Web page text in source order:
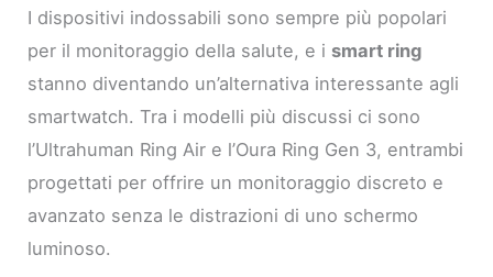
I dispositivi indossabili sono sempre più popolari
per il monitoraggio della salute, e i smart ring
stanno diventando un’alternativa interessante agli
smartwatch. Tra i modelli più discussi ci sono
l’Ultrahuman Ring Air e l’Oura Ring Gen 3, entrambi
progettati per offrire un monitoraggio discreto e
avanzato senza le distrazioni di uno schermo
luminoso.